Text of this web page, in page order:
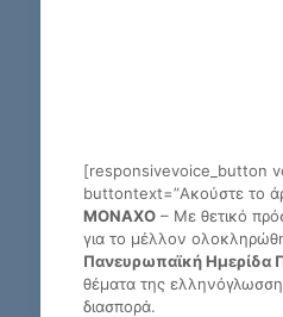
[responsivevoice_button
buttontext=”Ακούστε το
ΜΟΝΑΧΟ– Με θετικό
για το μέλλον
Πανευρωπαϊκή Ημερίδα
θέματα της
διασπορά.